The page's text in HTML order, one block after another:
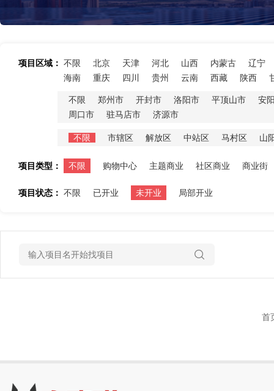
项目区域： 不限 北京 天津 河北 山西 内蒙古
辽宁
海南
重庆 四川 贵州 云南 西藏 陕西
不限 郑州市 开封市 洛阳市 平顶山市
安
周口市
驻马店市 济源市
不限 市辖区 解放区 中站区 马村区 山
项目类型： 不限 购物中心 主题商业 社区商业 商业街
项目状态： 不限 已开业 未开业 局部开业
首